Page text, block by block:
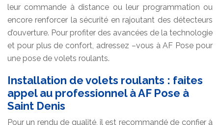
leur commande à distance ou leur programmation ou
encore renforcer la sécurité en rajoutant des détecteurs
d’ouverture. Pour profiter des avancées de la technologie
et pour plus de confort, adressez –vous à AF Pose pour
une pose de volets roulants.
Installation de volets roulants : faites
appel au professionnel à AF Pose à
Saint Denis
Pour un rendu de qualité, il est recommandé de confier à